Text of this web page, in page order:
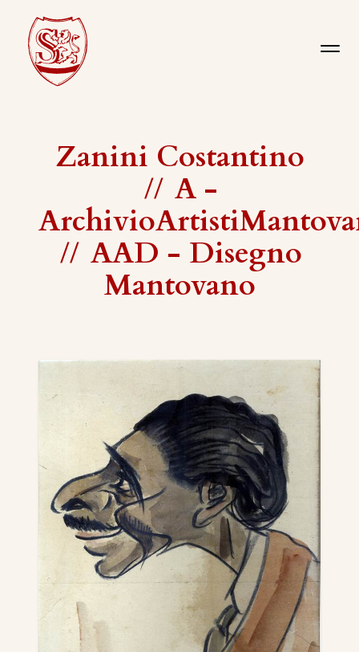
Zanini Costantino
// A -
// AAD - Disegno
Mantovano